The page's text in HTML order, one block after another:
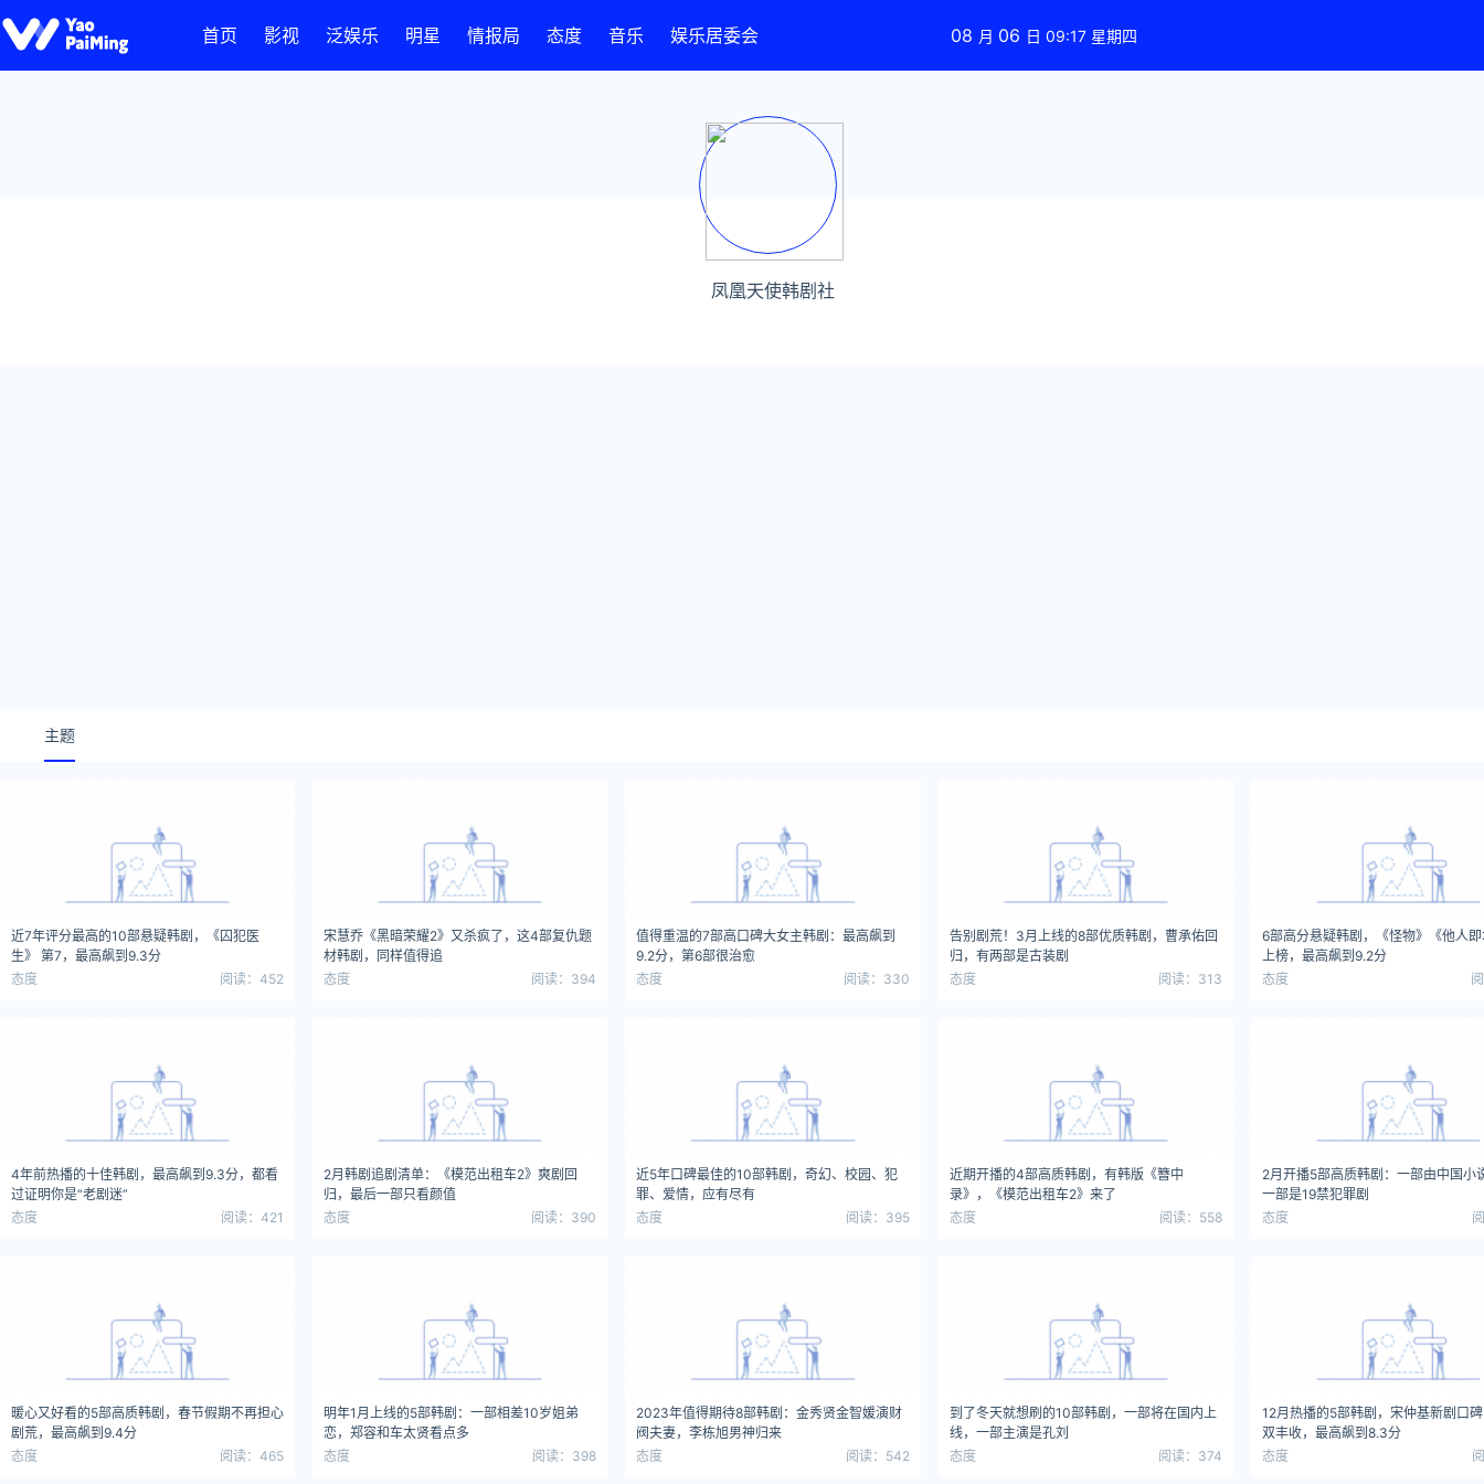
首页 影视 泛娱乐 明星 情报局 态度 音乐 娱乐居委会 08 月 06 日 09:17 星期四
凤凰天使韩剧社
主题
近7年评分最高的10部悬疑韩剧，《囚犯医
生》 第7，最高飙到9.3分
态度
阅读：452
宋慧乔《黑暗荣耀2》又杀疯了，这4部复仇题
材韩剧，同样值得追
态度
阅读：394
值得重温的7部高口碑大女主韩剧：最高飙到
9.2分，第6部很治愈
态度
阅读：330
告别剧荒！3月上线的8部优质韩剧，曹承佑回
归，有两部是古装剧
态度
阅读：313
6部高分悬疑韩剧，《怪物》《他人
上榜，最高飙到9.2分
态度
4年前热播的十佳韩剧，最高飙到9.3分，都看
过证明你是“老剧迷”
态度
阅读：421
2月韩剧追剧清单：《模范出租车2》爽剧回
归，最后一部只看颜值
态度
阅读：390
近5年口碑最佳的10部韩剧，奇幻、校园、犯
罪、爱情，应有尽有
态度
阅读：395
近期开播的4部高质韩剧，有韩版《簪中
录》，《模范出租车2》来了
态度
阅读：558
2月开播5部高质韩剧：一部由中国小
一部是19禁犯罪剧
态度
暖心又好看的5部高质韩剧，春节假期不再担心
剧荒，最高飙到9.4分
态度
阅读：465
明年1月上线的5部韩剧：一部相差10岁姐弟
恋，郑容和车太贤看点多
态度
阅读：398
2023年值得期待8部韩剧：金秀贤金智媛演财
阀夫妻，李栋旭男神归来
态度
阅读：542
到了冬天就想刷的10部韩剧，一部将在国内上
线，一部主演是孔刘
态度
阅读：374
12月热播的5部韩剧，宋仲基新剧口
双丰收，最高飙到8.3分
态度